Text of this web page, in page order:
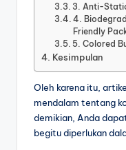
3. Anti-
4.
Friendly
5. Colored
Kesimpulan
Oleh karena itu,
mendalam tentang
demikian, Anda
begitu diperlukan